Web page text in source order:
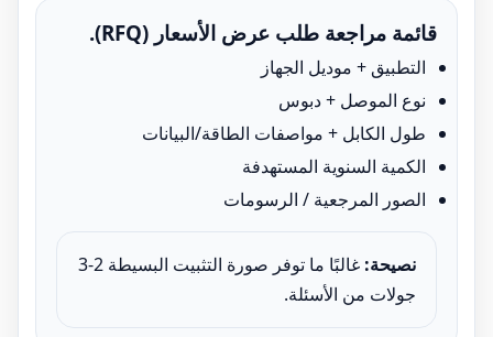
قائمة مراجعة طلب عرض الأسعار (RFQ).
التطبيق + موديل الجهاز
نوع الموصل + دبوس
طول الكابل + مواصفات الطاقة/البيانات
الكمية السنوية المستهدفة
الصور المرجعية / الرسومات
نصيحة:
غالبًا ما توفر صورة التثبيت البسيطة 2-3
جولات من الأسئلة.